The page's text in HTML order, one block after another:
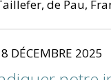
de Pau,
DÉCEMBRE 2025